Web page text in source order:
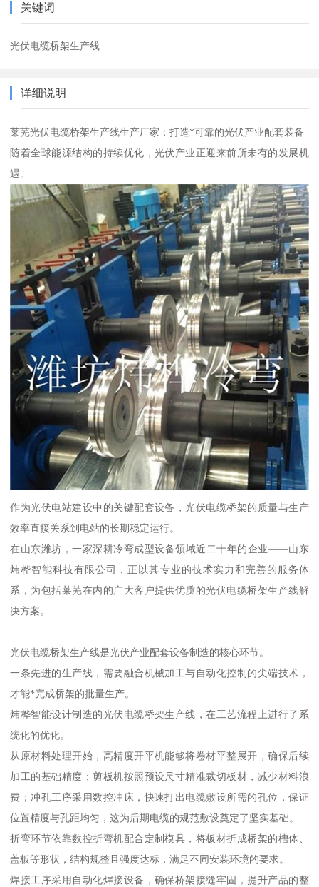
关键词
光伏电缆桥架生产线
详细说明
莱芜光伏电缆桥架生产线生产厂家：打造*可靠的光伏产业配套装备
随着全球能源结构的持续优化，光伏产业正迎来前所未有的发展机
遇。
作为光伏电站建设中的关键配套设备，光伏电缆桥架的质量与生产
效率直接关系到电站的长期稳定运行。
在山东潍坊，一家深耕冷弯成型设备领域近二十年的企业——山东
炜桦智能科技有限公司，正以其专业的技术实力和完善的服务体
系，为包括莱芜在内的广大客户提供优质的光伏电缆桥架生产线解
决方案。
光伏电缆桥架生产线是光伏产业配套设备制造的核心环节。
一条先进的生产线，需要融合机械加工与自动化控制的尖端技术，
才能*完成桥架的批量生产。
炜桦智能设计制造的光伏电缆桥架生产线，在工艺流程上进行了系
统化的优化。
从原材料处理开始，高精度开平机能够将卷材平整展开，确保后续
加工的基础精度；剪板机按照预设尺寸精准裁切板材，减少材料浪
费；冲孔工序采用数控冲床，快速打出电缆敷设所需的孔位，保证
位置精度与孔距均匀，这为后期电缆的规范敷设奠定了坚实基础。
折弯环节依靠数控折弯机配合定制模具，将板材折成桥架的槽体、
盖板等形状，结构规整且强度达标，满足不同安装环境的要求。
焊接工序采用自动化焊接设备，确保桥架接缝牢固，提升产品的整